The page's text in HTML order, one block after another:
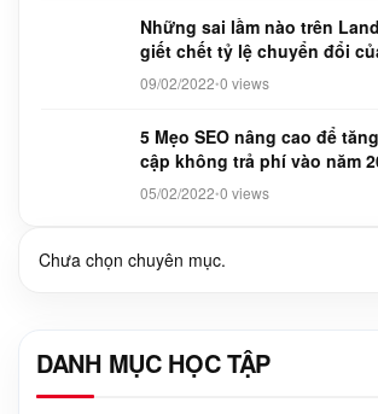
Những sai lầm nào trên
giết chết tỷ lệ chuyển đổi
09/02/2022•0 views
5 Mẹo SEO nâng cao để
cập không trả phí vào năm
05/02/2022•0 views
Chưa chọn chuyên mục.
DANH MỤC HỌC TẬP